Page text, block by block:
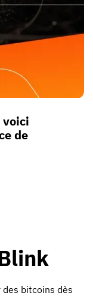
de
bitcoins dès